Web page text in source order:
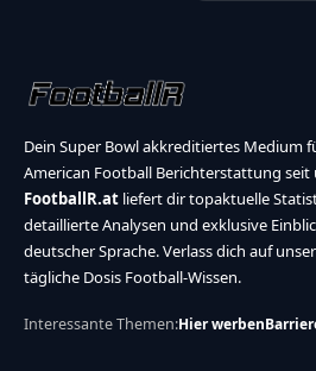
Dein Super Bowl akkreditiertes Medium
American Football Berichterstattung seit
FootballR.at liefert dir topaktuelle
detaillierte Analysen und exklusive
deutscher Sprache. Verlass dich auf
tägliche Dosis Football-Wissen.
Interessante Themen:Hier werben